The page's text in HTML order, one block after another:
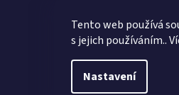
Tento web používá
s jejich používáním..
Nastavení